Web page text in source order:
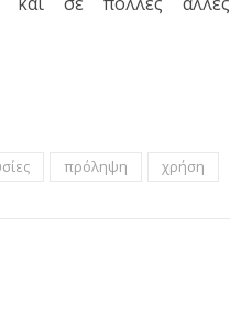
πρόληψη χρήση